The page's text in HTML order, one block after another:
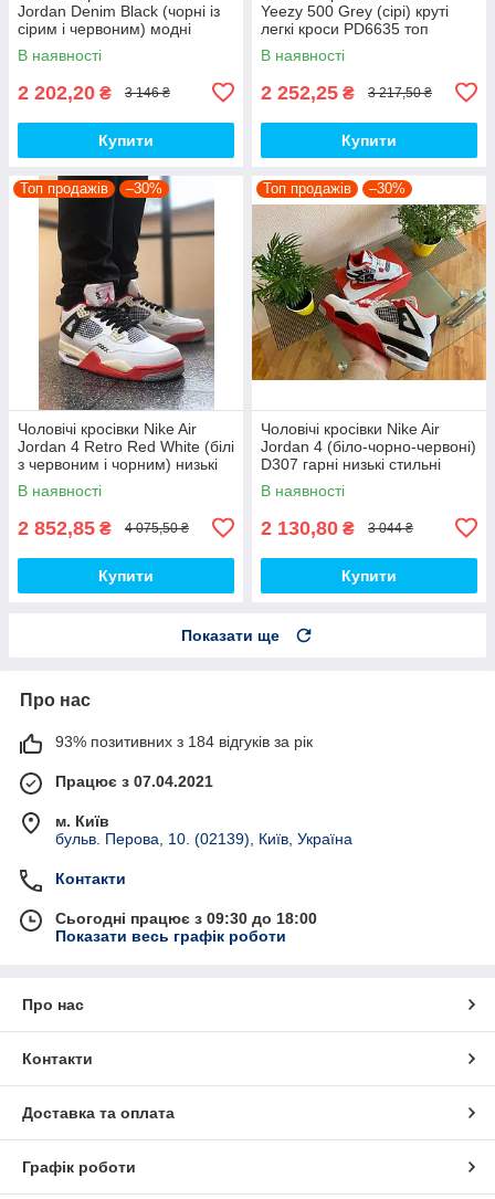
Jordan Denim Black (чорні із
сірим і червоним) модні
демісезонні кроси PD7043
топ
В наявності
2 202,20 ₴ 3 146 ₴
Купити
Yeezy 500 Grey (сірі) круті
легкі кроси PD6635 топ
В наявності
2 252,25 ₴ 3 217,50 ₴
Купити
Топ продажів –30%
Чоловічі кросівки Nike Air
Jordan 4 Retro Red White (білі
з червоним і чорним) низькі
демі кроси PD7361 топ
В наявності
2 852,85 ₴ 4 075,50 ₴
Купити
Топ продажів –30%
Чоловічі кросівки Nike Air
Jordan 4 (біло-чорно-червоні)
D307 гарні низькі стильні
кроси топ
В наявності
2 130,80 ₴ 3 044 ₴
Купити
Показати ще
Про нас
93% позитивних з 184 відгуків за рік
Працює з 07.04.2021
м. Київ
бульв. Перова, 10. (02139), Київ, Україна
Контакти
Сьогодні працює з 09:30 до 18:00
Показати весь графік роботи
Про нас
Контакти
Доставка та оплата
Графік роботи